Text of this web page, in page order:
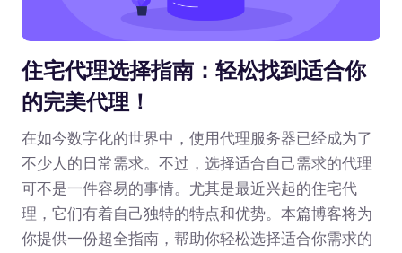
住宅代理选择指南：轻松找到适合你
的完美代理！
在如今数字化的世界中，使用代理服务器已经成为了
不少人的日常需求。不过，选择适合自己需求的代理
可不是一件容易的事情。尤其是最近兴起的住宅代
理，它们有着自己独特的特点和优势。本篇博客将为
你提供一份超全指南，帮助你轻松选择适合你需求的